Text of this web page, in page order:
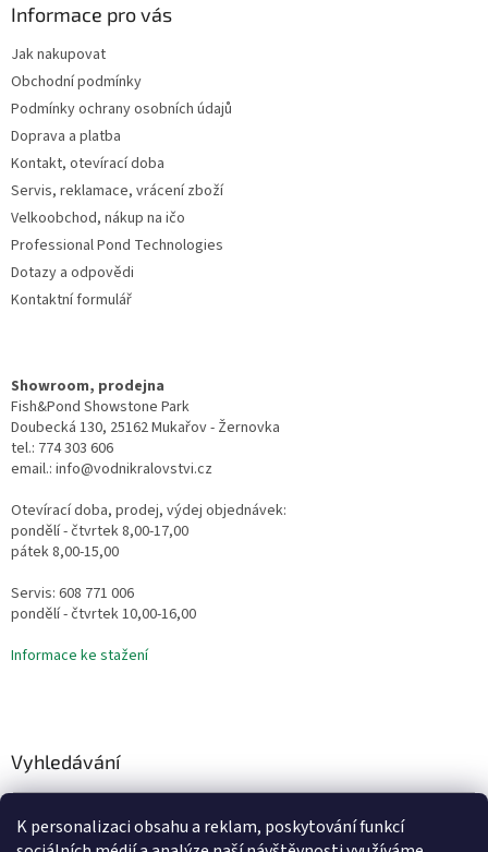
K personalizaci obsahu a reklam, poskytování funkcí
Informace pro vás
Jak nakupovat
Obchodní podmínky
Podmínky ochrany osobních údajů
Doprava a platba
Kontakt, otevírací doba
Servis, reklamace, vrácení zboží
Velkoobchod, nákup na ičo
Professional Pond Technologies
Dotazy a odpovědi
Kontaktní formulář
Showroom, prodejna
Fish&Pond Showstone Park
Doubecká 130, 25162 Mukařov - Žernovka
tel.: 774 303 606
email.: info@vodnikralovstvi.cz
Otevírací doba, prodej, výdej objednávek:
pondělí - čtvrtek 8,00-17,00
pátek 8,00-15,00
Servis: 608 771 006
pondělí - čtvrtek 10,00-16,00
Informace ke stažení
Vyhledávání
HLEDAT